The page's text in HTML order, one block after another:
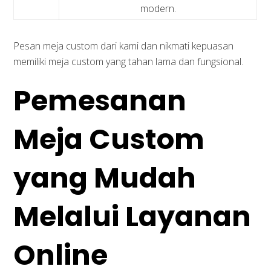
modern.
Pesan meja custom dari kami dan nikmati kepuasan
memiliki meja custom yang tahan lama dan fungsional.
Pemesanan
Meja Custom
yang Mudah
Melalui Layanan
Online